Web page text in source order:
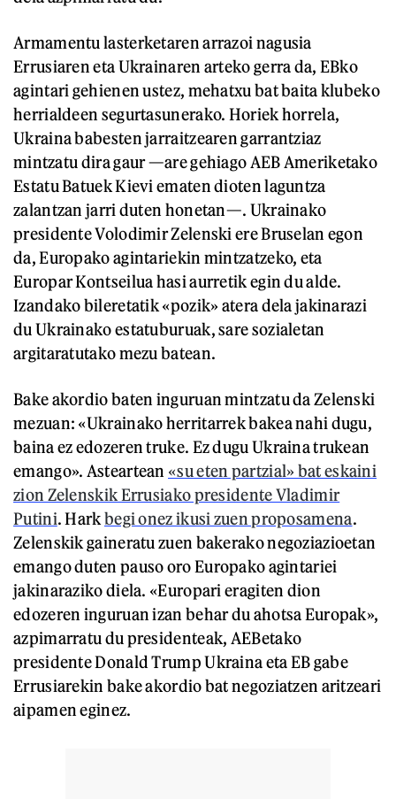
Armamentu lasterketaren arrazoi nagusia
Errusiaren eta Ukrainaren arteko gerra da, EBko
agintari gehienen ustez, mehatxu bat baita klubeko
herrialdeen segurtasunerako. Horiek horrela,
Ukraina babesten jarraitzearen garrantziaz
mintzatu dira gaur —are gehiago AEB Ameriketako
Estatu Batuek Kievi ematen dioten laguntza
zalantzan jarri duten honetan—. Ukrainako
presidente Volodimir Zelenski ere Bruselan egon
da, Europako agintariekin mintzatzeko, eta
Europar Kontseilua hasi aurretik egin du alde.
Izandako bileretatik «pozik» atera dela jakinarazi
du Ukrainako estatuburuak, sare sozialetan
argitaratutako mezu batean.
Bake akordio baten inguruan mintzatu da Zelenski
mezuan: «Ukrainako herritarrek bakea nahi dugu,
baina ez edozeren truke. Ez dugu Ukraina trukean
emango». Asteartean «su eten partzial» bat eskaini
zion Zelenskik Errusiako presidente Vladimir
Putini. Harkbegi onez ikusi zuen proposamena.
Zelenskik gaineratu zuen bakerako negoziazioetan
emango duten pauso oro Europako agintariei
jakinaraziko diela. «Europari eragiten dion
edozeren inguruan izan behar du ahotsa Europak»,
azpimarratu du presidenteak, AEBetako
presidente Donald Trump Ukraina eta EB gabe
Errusiarekin bake akordio bat negoziatzen aritzeari
aipamen eginez.